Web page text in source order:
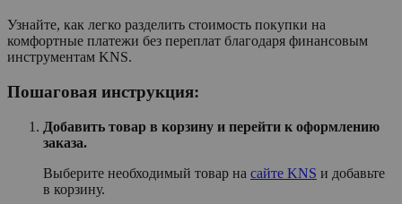
Узнайте, как легко разделить стоимость покупки на
комфортные платежи без переплат благодаря финансовым
инструментам KNS.
Пошаговая инструкция:
Добавить товар в корзину и перейти к оформлению
заказа.
Выберите необходимый товар на сайте KNS и добавьте
в корзину.